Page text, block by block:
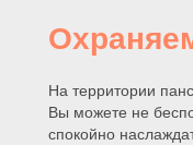
На территории
Вы можете не
спокойно